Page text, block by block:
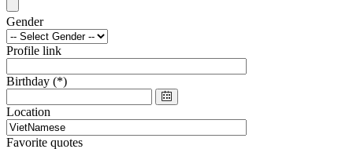
Gender
Profile link
Birthday (*)
Location
Favorite quotes